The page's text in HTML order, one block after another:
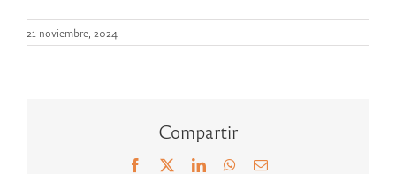
21 noviembre, 2024
Compartir
Facebook LinkedInWhatsApp
Correo